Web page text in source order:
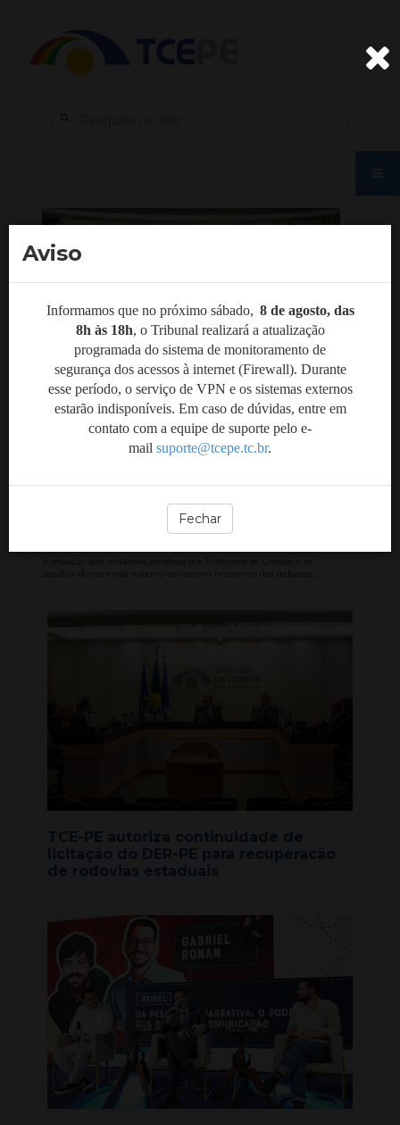
Encontro reúne áreas
jurídicas dos Tribunais de
Contas para discutir
desafios do controle
TCE-PE autoriza continuidade de
licitação do DER-PE para recuperacão
de rodovias estaduais
Aviso
Informamos que no próximo sábado, 8 de agosto, das
8h às 18h, o Tribunal realizará a atualização
programada do sistema de monitoramento de
segurança dos acessos à internet (Firewall). Durante
esse período, o serviço de VPN e os sistemas externos
estarão indisponíveis. Em caso de dúvidas, entre em
contato com a equipe de suporte pelo e-
mail suporte@tcepe.tc.br.
Fechar